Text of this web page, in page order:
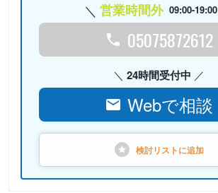
営業時間外 09:00-19:00
05075872612
24時間受付中
Webで相談
検討リストに追加